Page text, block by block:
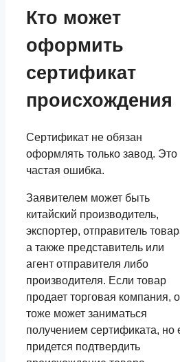
Кто может
оформить
сертификат
происхождения
Сертификат не обязан
оформлять только завод. Это
частая ошибка.
Заявителем может быть
китайский производитель,
экспортер, отправитель
а также представитель или
агент отправителя либо
производителя. Если товар
продает торговая компания,
тоже может заниматься
получением сертификата, но
придется подтвердить